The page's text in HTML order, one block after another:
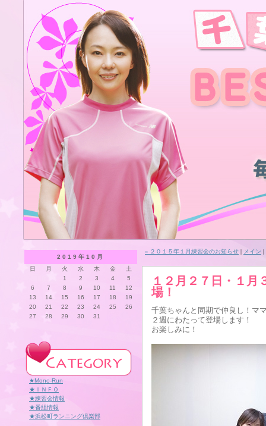
2019年10月
日
月 火 水 木 金
土
1
2 3 4
5
6
7 8 9 10 11
12
13
14 15 16 17 18
19
20
21 22 23 24 25
26
27
28 29 30 31
★Mono-Run
★ＩＮＦＯ
★練習会情報
★番組情報
★浜松町ランニング倶楽部
« ２０１５年１月練習会のお知らせ | メイン |
１２月２７日・１月
場！
千葉ちゃんと同期で仲良し！マ
２週にわたって登場します！
お楽しみに！